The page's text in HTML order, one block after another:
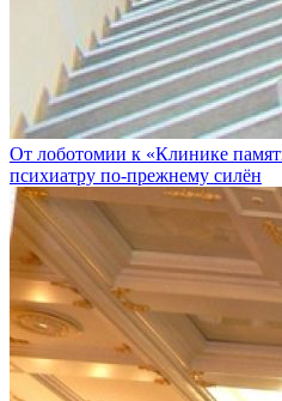
От лоботомии к «Клинике
психиатру по-прежнему силён